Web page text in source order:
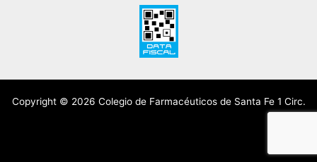
Copyright © 2026 Colegio de Farmacéuticos de Santa Fe 1 Circ.